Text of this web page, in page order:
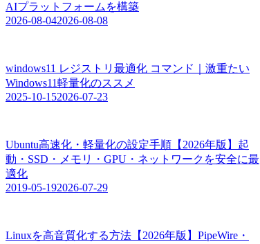
AIプラットフォームを構築
2026-08-042026-08-08
windows11 レジストリ最適化 コマンド｜激重たい
Windows11軽量化のススメ
2025-10-152026-07-23
Ubuntu高速化・軽量化の設定手順【2026年版】起
動・SSD・メモリ・GPU・ネットワークを安全に最
適化
2019-05-192026-07-29
Linuxを高音質化する方法【2026年版】PipeWire・